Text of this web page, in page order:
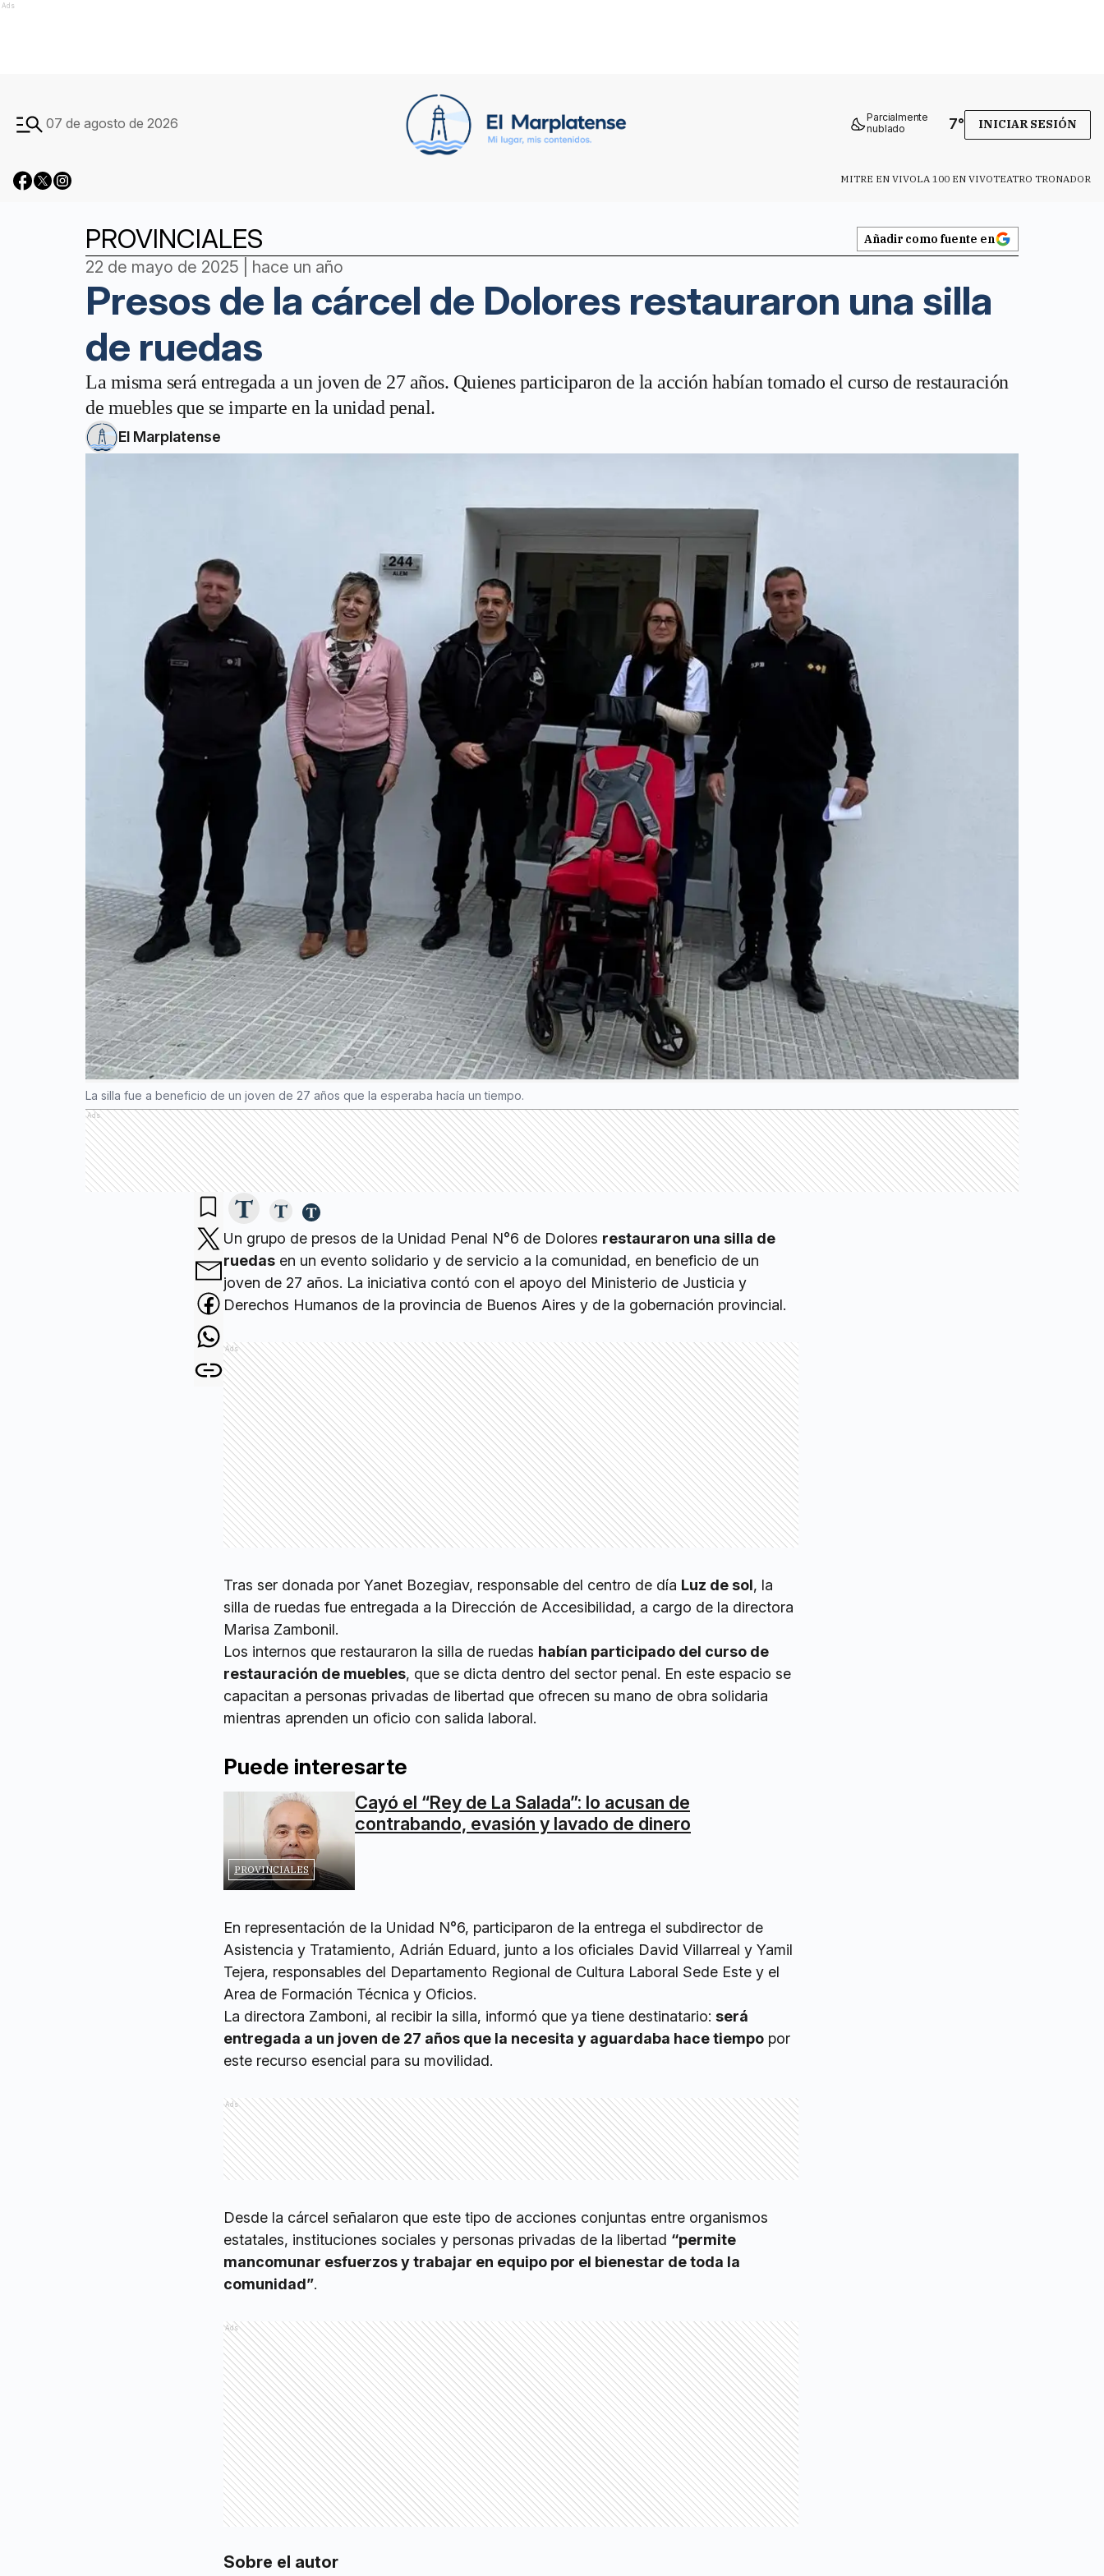
Ads
07 de agosto de 2026
Parcialmente
nublado
7° INICIAR SESIÓN
MITRE EN VIVOLA 100 EN VIVOTEATRO TRONADOR
PROVINCIALES Añadir como fuente en
22 de mayo de 2025 | hace un año
Presos de la cárcel de Dolores restauraron una silla
de ruedas
La misma será entregada a un joven de 27 años. Quienes participaron de la acción habían tomado el curso de restauración
de muebles que se imparte en la unidad penal.
El Marplatense
La silla fue a beneficio de un joven de 27 años que la esperaba hacía un tiempo.
Ads
Un grupo de presos de la Unidad Penal N°6 de Dolores restauraron una silla de
ruedas en un evento solidario y de servicio a la comunidad, en beneficio de un
joven de 27 años. La iniciativa contó con el apoyo del Ministerio de Justicia y
Derechos Humanos de la provincia de Buenos Aires y de la gobernación provincial.
Ads
Tras ser donada por Yanet Bozegiav, responsable del centro de día Luz de sol, la
silla de ruedas fue entregada a la Dirección de Accesibilidad, a cargo de la directora
Marisa Zambonil.
Los internos que restauraron la silla de ruedas habían participado del curso de
restauración de muebles, que se dicta dentro del sector penal. En este espacio se
capacitan a personas privadas de libertad que ofrecen su mano de obra solidaria
mientras aprenden un oficio con salida laboral.
Puede interesarte
PROVINCIALES
Cayó el “Rey de La Salada”: lo acusan de
contrabando, evasión y lavado de dinero
En representación de la Unidad N°6, participaron de la entrega el subdirector de
Asistencia y Tratamiento, Adrián Eduard, junto a los oficiales David Villarreal y Yamil
Tejera, responsables del Departamento Regional de Cultura Laboral Sede Este y el
Area de Formación Técnica y Oficios.
La directora Zamboni, al recibir la silla, informó que ya tiene destinatario: será
entregada a un joven de 27 años que la necesita y aguardaba hace tiempo por
este recurso esencial para su movilidad.
Ads
Desde la cárcel señalaron que este tipo de acciones conjuntas entre organismos
estatales, instituciones sociales y personas privadas de la libertad “permite
mancomunar esfuerzos y trabajar en equipo por el bienestar de toda la
comunidad”.
Ads
Sobre el autor